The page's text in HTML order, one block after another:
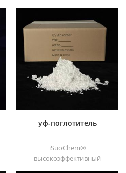
mp45. Это хороший тип
хлорированного
связующего,
разработанный для
печатной краски и тяжелых
антикоррозийных красок
уф-поглотитель
iSuoChem®
высокоэффективный